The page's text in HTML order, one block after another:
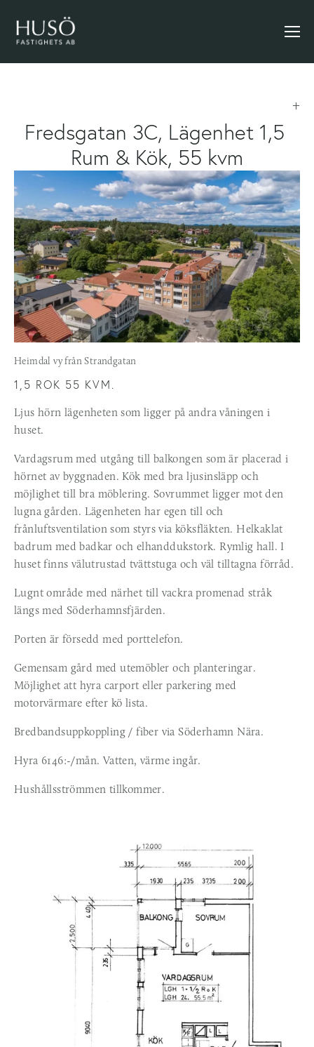
Fredsgatan 3C, Lägenhet 1,5
Rum & Kök, 55 kvm
Se
i
full
storlek
Heimdal vy från Strandgatan
1,5 ROK 55 KVM.
Ljus hörn lägenheten som ligger på andra våningen i
huset.
Vardagsrum med utgång till balkongen som är placerad i
hörnet av byggnaden. Kök med bra ljusinsläpp och
möjlighet till bra möblering. Sovrummet ligger mot den
lugna gården. Lägenheten har egen till och
frånluftsventilation som styrs via köksfläkten. Helkaklat
badrum med badkar och elhanddukstork. Rymlig hall. I
huset finns välutrustad tvättstuga och väl tilltagna förråd.
Lugnt område med närhet till vackra promenad stråk
längs med Söderhamnsfjärden.
Porten är försedd med porttelefon.
Gemensam gård med utemöbler och planteringar.
Möjlighet att hyra carport eller parkering med
motorvärmare efter kö lista.
Bredbandsuppkoppling / fiber via Söderhamn Nära.
Hyra 6146:-/mån. Vatten, värme ingår.
Hushållsströmmen tillkommer.